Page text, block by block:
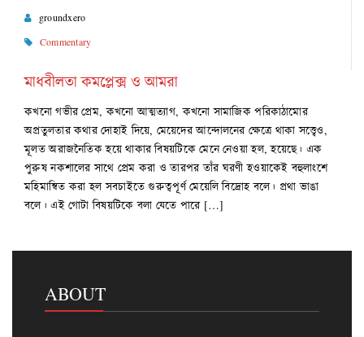
groundxero
Commentary
মাধবীলতা কমপ্লেক্স ও আমরা
কখনো গভীর প্রেম, কখনো আত্মত্যাগ, কখনো সামাজিক পরিকাঠামোর
অপ্রতুলতার কথার দোহাই দিয়ে, মেয়েদের আন্দোলনের ক্ষেত্রে থাকা সত্ত্বেও,
মূলত অরাজনৈতিক হয়ে থাকার বিষয়টিকে মেনে নেওয়া হল, হয়েছে। এক
পুরুষ নকশালের সাথে প্রেম করা ও তারপর তাঁর ঘরণী হওয়াকেই বহুলাংশে
মহিমান্বিত করা হল সবচাইতে গুরুত্বপূর্ণ মেয়েলি বিদ্রোহ বলে। প্রথা ভাঙা
বলে। এই গোটা বিষয়টিকে বলা যেতে পারে […]
ABOUT